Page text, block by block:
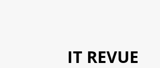
IT REVUE